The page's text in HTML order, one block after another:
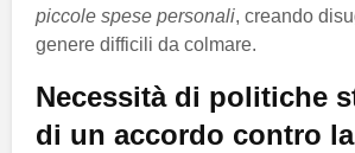
piccole spese personali, creando
genere difficili da colmare.
Necessità di politiche
di un accordo contro